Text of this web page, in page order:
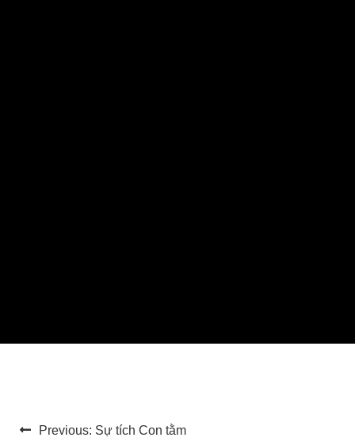
ĐiềuPrevious: Sự tích Con tằm